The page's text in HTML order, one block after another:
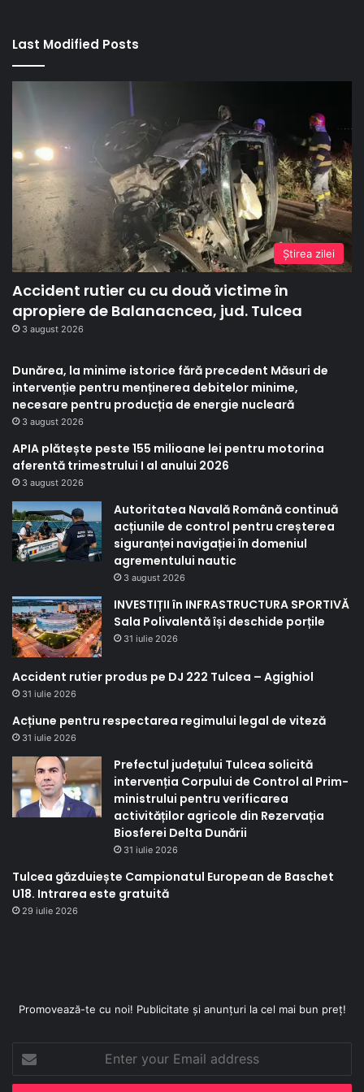
Last Modified Posts
Ştirea zilei
Accident rutier cu cu două victime în
apropiere de Balanacncea, jud. Tulcea
3 august 2026
Dunărea, la minime istorice fără precedent Măsuri de
intervenție pentru menținerea debitelor minime,
necesare pentru producția de energie nucleară
3 august 2026
APIA plătește peste 155 milioane lei pentru motorina
aferentă trimestrului I al anului 2026
3 august 2026
Autoritatea Navală Română continuă
acțiunile de control pentru creșterea
siguranței navigației în domeniul
agrementului nautic
3 august 2026
INVESTIȚII în INFRASTRUCTURA SPORTIVĂ
Sala Polivalentă își deschide porțile
31 iulie 2026
Accident rutier produs pe DJ 222 Tulcea – Agighiol
31 iulie 2026
Acțiune pentru respectarea regimului legal de viteză
31 iulie 2026
Prefectul județului Tulcea solicită
intervenția Corpului de Control al Prim-
ministrului pentru verificarea
activităților agricole din Rezervația
Biosferei Delta Dunării
31 iulie 2026
Tulcea găzduiește Campionatul European de Baschet
U18. Intrarea este gratuită
29 iulie 2026
Promovează-te cu noi! Publicitate și anunțuri la cel mai bun preț!
your
Email